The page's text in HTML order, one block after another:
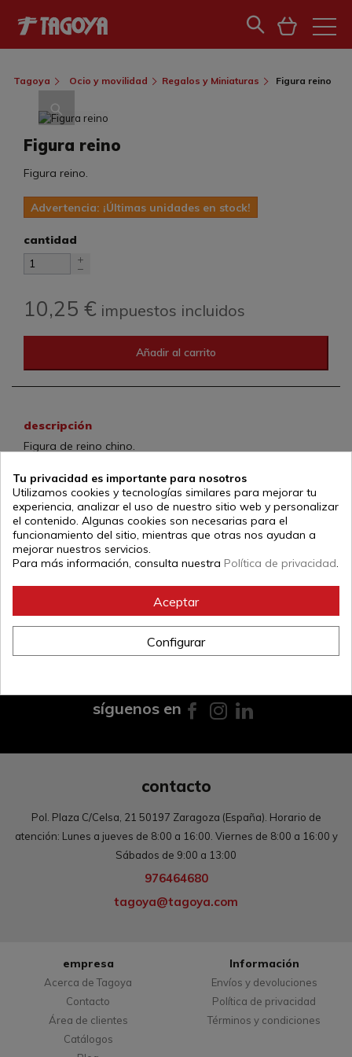
Tagoya Ocio y movilidad Regalos y Miniaturas Figura reino
Figura reino
Figura reino.
Advertencia: ¡Últimas unidades en stock!
cantidad
10,25 € impuestos incluidos
Añadir al carrito
descripción
Figura de reino chino.
Referencia: 7015
976 46 46 80
síguenos en
contacto
Pol. Plaza C/Celsa, 21 50197 Zaragoza (España). Horario de
atención: Lunes a jueves de 8:00 a 16:00. Viernes de 8:00 a 16:00 y
Sábados de 9:00 a 13:00
976464680
tagoya@tagoya.com
empresa
Acerca de Tagoya
Contacto
Área de clientes
Catálogos
Información
Envíos y devoluciones
Política de privacidad
Términos y condiciones
Tu privacidad es importante para nosotros
Utilizamos cookies y tecnologías similares para mejorar tu
experiencia, analizar el uso de nuestro sitio web y personalizar
el contenido. Algunas cookies son necesarias para el
funcionamiento del sitio, mientras que otras nos ayudan a
mejorar nuestros servicios.
Para más información, consulta nuestra Política de privacidad.
Aceptar
Configurar